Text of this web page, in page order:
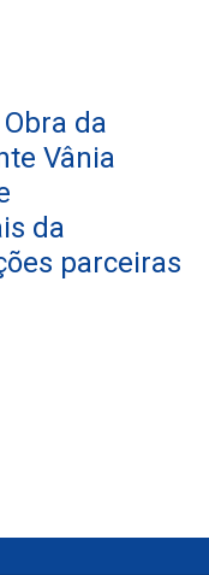
da
Vânia
da
parceiras